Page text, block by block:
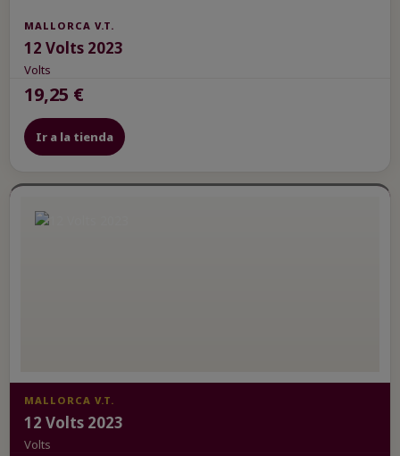
MALLORCA V.T.
12 Volts 2023
Volts
19,25 €
Ir a la tienda
MALLORCA V.T.
12 Volts 2023
Volts